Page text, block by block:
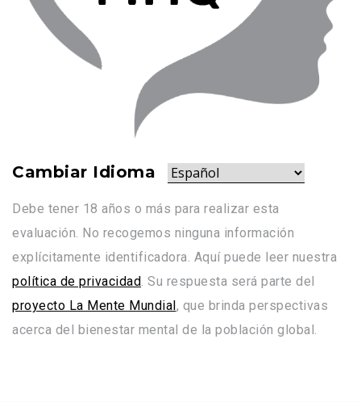
Cambiar Idioma
Debe tener 18 años o más para realizar esta
evaluación. No recogemos ninguna información
explícitamente identificadora. Aquí puede leer nuestra
política de privacidad . Su respuesta será parte del
proyecto La Mente Mundial, que brinda perspectivas
acerca del bienestar mental de la población global.